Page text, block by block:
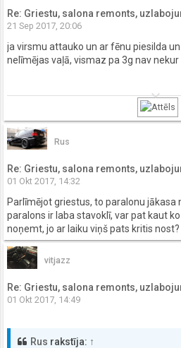
Re: Griestu, salona remonts,
21 Sep 2017, 20:06
ja virsmu attauko un ar fēnu piesilda
nelīmējas vaļā, vismaz pa 3g nav nekur
keyboard_arrow_down
Rus
Re: Griestu, salona remonts,
01 Okt 2017, 14:32
Parlīmējot griestus, to paralonu jākasa
paralons ir laba stavoklī, var pat kaut
noņemt, jo ar laiku viņš pats kritis nost?
vitjazz
Re: Griestu, salona remonts,
01 Okt 2017, 14:49
Rus rakstīja: ↑